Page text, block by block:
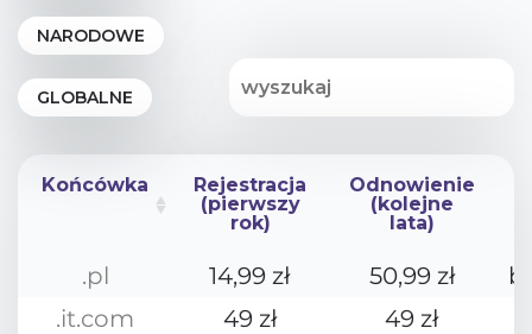
Końcówka
Rejestracja
(pierwszy
rok)
Odnowienie
(kolejne
lata)
Końcówka
Rejestracja
(pierwszy
Odnowienie
(kolejne
.pl 14,99 zł 50,99 zł
.it.com
49 zł
49 zł